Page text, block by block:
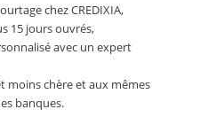
chez CREDIXIA,
15 jours ouvrés,
avec un expert
moins chère et aux mêmes
banques.